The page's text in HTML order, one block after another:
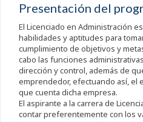
Presentación del
El Licenciado en Administración
habilidades y aptitudes para
cumplimiento de objetivos y
cabo las funciones
dirección y control, además de
emprendedor, efectuando así, el
que cuenta dicha empresa.
El aspirante a la carrera de
contar preferentemente con los